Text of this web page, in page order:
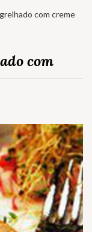
com creme
com